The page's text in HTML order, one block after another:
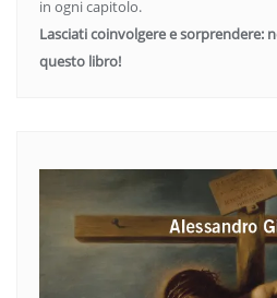
in ogni capitolo.
Lasciati coinvolgere e sorprendere:
questo libro!